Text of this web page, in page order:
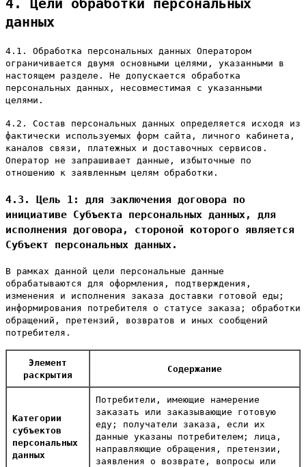
4. Цели обработки персональных
данных
4.1. Обработка персональных данных Оператором
ограничивается двумя основными целями, указанными в
настоящем разделе. Не допускается обработка
персональных данных, несовместимая с указанными
целями.
4.2. Состав персональных данных определяется исходя из
фактически используемых форм сайта, личного кабинета,
каналов связи, платежных и доставочных сервисов.
Оператор не запрашивает данные, избыточные по
отношению к заявленным целям обработки.
4.3. Цель 1: для заключения договора по
инициативе Субъекта персональных данных, для
исполнения договора, стороной которого является
Субъект персональных данных.
В рамках данной цели персональные данные
обрабатываются для оформления, подтверждения,
изменения и исполнения заказа доставки готовой еды;
информирования потребителя о статусе заказа; обработки
обращений, претензий, возвратов и иных сообщений
потребителя.
Элемент
раскрытия
Содержание
Категории
субъектов
персональных
данных
Потребители, имеющие намерение
заказать или заказывающие готовую
еду; получатели заказа, если их
данные указаны потребителем; лица,
направляющие обращения, претензии,
заявления о возврате, вопросы или